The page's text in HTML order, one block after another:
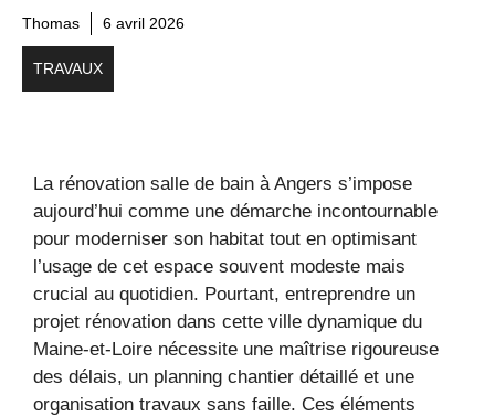
Thomas 6 avril 2026
TRAVAUX
La rénovation salle de bain à Angers s’impose
aujourd’hui comme une démarche incontournable
pour moderniser son habitat tout en optimisant
l’usage de cet espace souvent modeste mais
crucial au quotidien. Pourtant, entreprendre un
projet rénovation dans cette ville dynamique du
Maine-et-Loire nécessite une maîtrise rigoureuse
des délais, un planning chantier détaillé et une
organisation travaux sans faille. Ces éléments